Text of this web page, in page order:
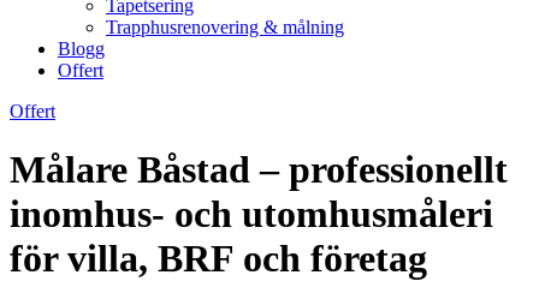
Tapetsering
Trapphusrenovering & målning
Blogg
Offert
Offert
Målare Båstad – professionellt
inomhus- och utomhusmåleri
för villa, BRF och företag